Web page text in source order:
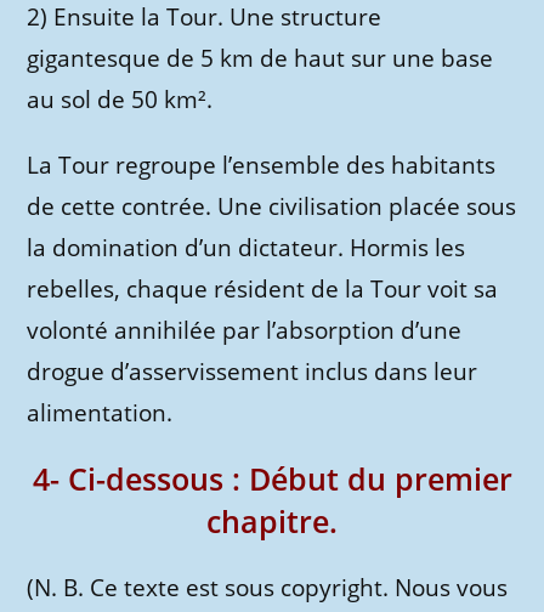
2) Ensuite la Tour. Une structure
gigantesque de 5 km de haut sur une base
au sol de 50 km².
La Tour regroupe l’ensemble des habitants
de cette contrée. Une civilisation placée sous
la domination d’un dictateur. Hormis les
rebelles, chaque résident de la Tour voit sa
volonté annihilée par l’absorption d’une
drogue d’asservissement inclus dans leur
alimentation.
4- Ci-dessous : Début du premier
chapitre.
(N. B. Ce texte est sous copyright. Nous vous